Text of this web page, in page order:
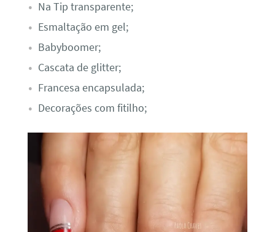
Na Tip transparente;
Esmaltação em gel;
Babyboomer;
Cascata de glitter;
Francesa encapsulada;
Decorações com fitilho;